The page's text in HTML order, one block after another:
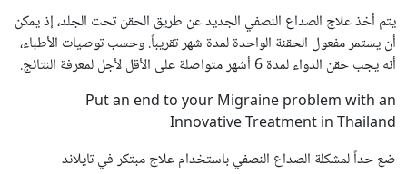
يتم أخذ علاج الصداع النصفي الجديد عن طريق الحقن تحت الجلد، إذ يمكن
أن يستمر مفعول الحقنة الواحدة لمدة شهر تقريباً. وحسب توصيات الأطباء،
أنه يجب حقن الدواء لمدة 6 أشهر متواصلة على الأقل لأجل لمعرفة النتائج.
Put an end to your Migraine problem with an
Innovative Treatment in Thailand
ضع حداً لمشكلة الصداع النصفي باستخدام علاج مبتكر في تايلاند